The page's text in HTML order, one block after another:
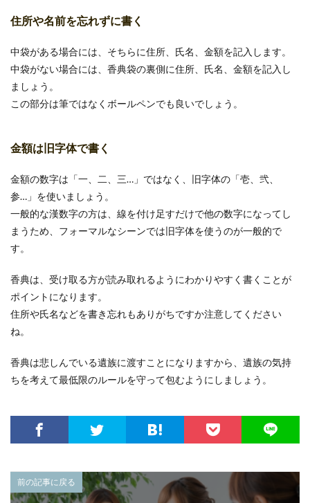
住所や名前を忘れずに書く
中袋がある場合には、そちらに住所、氏名、金額を記入します。
中袋がない場合には、香典袋の裏側に住所、氏名、金額を記入し
ましょう。
この部分は筆ではなくボールペンでも良いでしょう。
金額は旧字体で書く
金額の数字は「一、二、三…」ではなく、旧字体の「壱、弐、
参…」を使いましょう。
一般的な漢数字の方は、線を付け足すだけで他の数字になってし
まうため、フォーマルなシーンでは旧字体を使うのが一般的で
す。
香典は、受け取る方が読み取れるようにわかりやすく書くことが
ポイントになります。
住所や氏名などを書き忘れもありがちですか注意してください
ね。
香典は悲しんでいる遺族に渡すことになりますから、遺族の気持
ちを考えて最低限のルールを守って包むようにしましょう。
前の記事に戻る